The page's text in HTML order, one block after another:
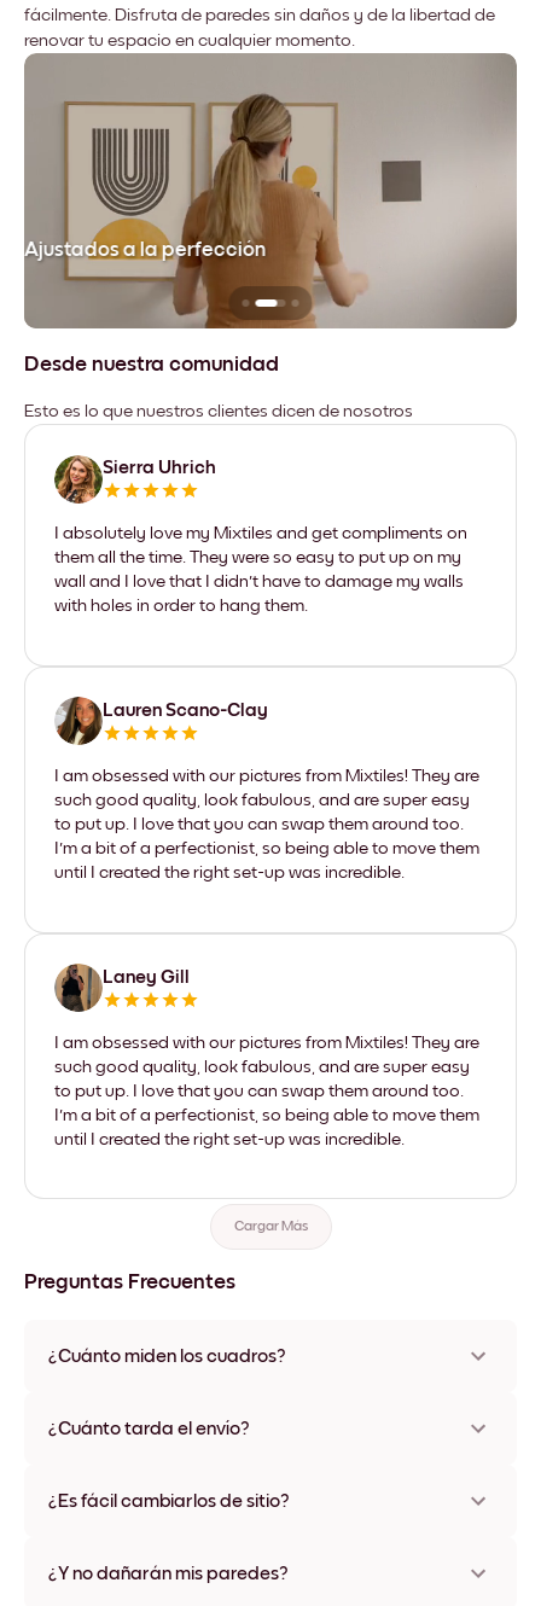
fácilmente. Disfruta de paredes sin daños y de la libertad de
renovar tu espacio en cualquier momento.
Ajustados a la perfección
Desde nuestra comunidad
Esto es lo que nuestros clientes dicen de nosotros
Sierra Uhrich
I absolutely love my Mixtiles and get compliments on
them all the time. They were so easy to put up on my
wall and I love that I didn't have to damage my walls
with holes in order to hang them.
Lauren Scano-Clay
I am obsessed with our pictures from Mixtiles! They are
such good quality, look fabulous, and are super easy
to put up. I love that you can swap them around too.
I'm a bit of a perfectionist, so being able to move them
until I created the right set-up was incredible.
Laney Gill
I am obsessed with our pictures from Mixtiles! They are
such good quality, look fabulous, and are super easy
to put up. I love that you can swap them around too.
I'm a bit of a perfectionist, so being able to move them
until I created the right set-up was incredible.
Cargar Más
Preguntas Frecuentes
¿Cuánto miden los cuadros?
varios materiales y colores de marco, incluidas opciones sin
¿Cuánto tarda el envío?
disponibles en algunos países. Te enviaremos un número de
¿Es fácil cambiarlos de sitio?
ningún daño
¿Y no dañarán mis paredes?